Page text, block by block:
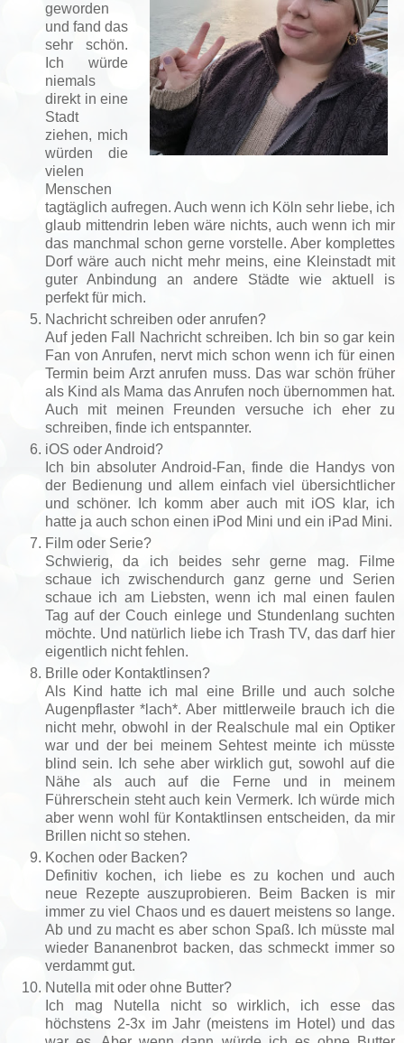
geworden
und fand das
sehr schön.
Ich würde
niemals
direkt in eine
Stadt
ziehen, mich
würden die
vielen
Menschen
tagtäglich aufregen. Auch wenn ich Köln sehr liebe, ich
glaub mittendrin leben wäre nichts, auch wenn ich mir
das manchmal schon gerne vorstelle. Aber komplettes
Dorf wäre auch nicht mehr meins, eine Kleinstadt mit
guter Anbindung an andere Städte wie aktuell is
perfekt für mich.
Nachricht schreiben oder anrufen?
Auf jeden Fall Nachricht schreiben. Ich bin so gar kein
Fan von Anrufen, nervt mich schon wenn ich für einen
Termin beim Arzt anrufen muss. Das war schön früher
als Kind als Mama das Anrufen noch übernommen hat.
Auch mit meinen Freunden versuche ich eher zu
schreiben, finde ich entspannter.
iOS oder Android?
Ich bin absoluter Android-Fan, finde die Handys von
der Bedienung und allem einfach viel übersichtlicher
und schöner. Ich komm aber auch mit iOS klar, ich
hatte ja auch schon einen iPod Mini und ein iPad Mini.
Film oder Serie?
Schwierig, da ich beides sehr gerne mag. Filme
schaue ich zwischendurch ganz gerne und Serien
schaue ich am Liebsten, wenn ich mal einen faulen
Tag auf der Couch einlege und Stundenlang suchten
möchte. Und natürlich liebe ich Trash TV, das darf hier
eigentlich nicht fehlen.
Brille oder Kontaktlinsen?
Als Kind hatte ich mal eine Brille und auch solche
Augenpflaster *lach*. Aber mittlerweile brauch ich die
nicht mehr, obwohl in der Realschule mal ein Optiker
war und der bei meinem Sehtest meinte ich müsste
blind sein. Ich sehe aber wirklich gut, sowohl auf die
Nähe als auch auf die Ferne und in meinem
Führerschein steht auch kein Vermerk. Ich würde mich
aber wenn wohl für Kontaktlinsen entscheiden, da mir
Brillen nicht so stehen.
Kochen oder Backen?
Definitiv kochen, ich liebe es zu kochen und auch
neue Rezepte auszuprobieren. Beim Backen is mir
immer zu viel Chaos und es dauert meistens so lange.
Ab und zu macht es aber schon Spaß. Ich müsste mal
wieder Bananenbrot backen, das schmeckt immer so
verdammt gut.
Nutella mit oder ohne Butter?
Ich mag Nutella nicht so wirklich, ich esse das
höchstens 2-3x im Jahr (meistens im Hotel) und das